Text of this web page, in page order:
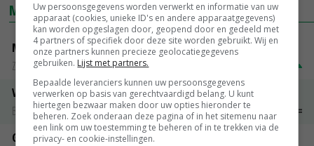
MARKTPRIJZEN
Magere melkpoeder
Zuivel NL
Vleeskuikens 2001-2600 gr
Barneveld
€ 1,09~
€ 1,11
Gerst
Uw persoonsgegevens worden verwerkt en informatie van uw
apparaat (cookies, unieke ID's en andere apparaatgegevens)
kan worden opgeslagen door, geopend door en gedeeld met
4 partners of specifiek door deze site worden gebruikt. Wij en
onze partners kunnen precieze geolocatiegegevens
gebruiken. Lijst met partners.
Bepaalde leveranciers kunnen uw persoonsgegevens
verwerken op basis van gerechtvaardigd belang. U kunt
hiertegen bezwaar maken door uw opties hieronder te
beheren. Zoek onderaan deze pagina of in het sitemenu naar
een link om uw toestemming te beheren of in te trekken via de
privacy- en cookie-instellingen.